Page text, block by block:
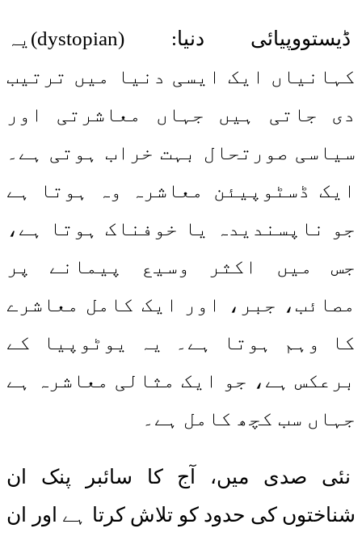
ڈیستووپیائی دنیا: (dystopian)یہ
کہانیاں ایک ایسی دنیا میں ترتیب
دی جاتی ہیں جہاں معاشرتی اور
سیاسی صورتحال بہت خراب ہوتی ہے۔
ایک ڈسٹوپیئن معاشرہ وہ ہوتا ہے
جو ناپسندیدہ یا خوفناک ہوتا ہے،
جس میں اکثر وسیع پیمانے پر
مصائب، جبر، اور ایک کامل معاشرے
کا وہم ہوتا ہے۔ یہ یوٹوپیا کے
برعکس ہے، جو ایک مثالی معاشرہ ہے
جہاں سب کچھ کامل ہے۔
نئی صدی میں، آج کا سائبر پنک ان
شناختوں کی حدود کو تلاش کرتا ہے اور ان